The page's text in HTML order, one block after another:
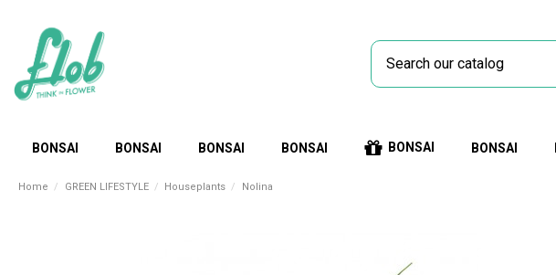
BONSAI BONSAI BONSAI BONSAI BONSAI BONSAI
Home GREEN LIFESTYLE Houseplants Nolina